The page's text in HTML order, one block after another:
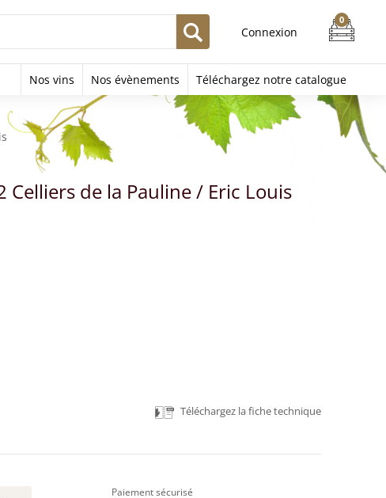
Connexion
Nos vins Nos évènements Téléchargez notre catalogue
Celliers de la Pauline / Eric Louis
Téléchargez la fiche technique
Paiement sécurisé